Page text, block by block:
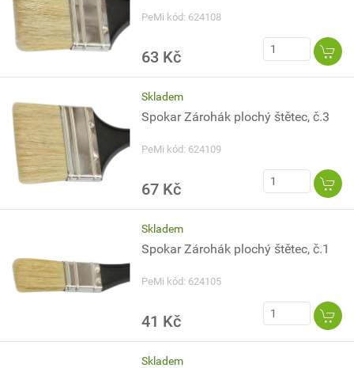
PeMi kód: 624108
63 Kč
Skladem
Spokar Zárohák plochý štětec, č.3
PeMi kód: 624109
67 Kč
Skladem
Spokar Zárohák plochý štětec, č.1
PeMi kód: 624105
41 Kč
Skladem